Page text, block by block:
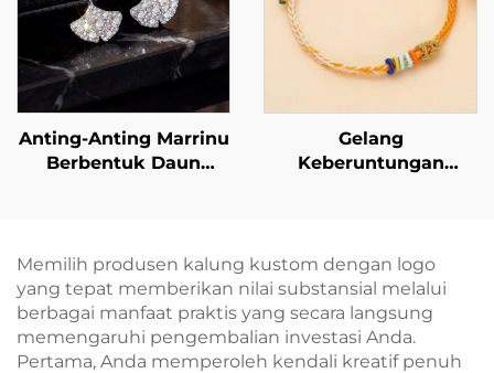
Anting-Anting Marrinu
Berbentuk Daun
Sterling 925
Gelang
Keberuntungan
Tangan Anda
Memilih produsen kalung kustom dengan logo
yang tepat memberikan nilai substansial melalui
berbagai manfaat praktis yang secara langsung
memengaruhi pengembalian investasi Anda.
Pertama, Anda memperoleh kendali kreatif penuh